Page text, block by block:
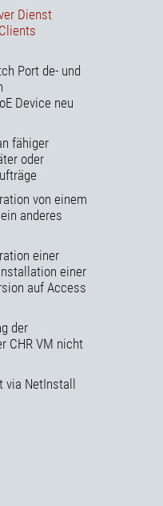
Dienst
Port de- und
Device neu
fähiger
oder
von einem
anderes
einer
einer
auf Access
der
CHR VM nicht
NetInstall